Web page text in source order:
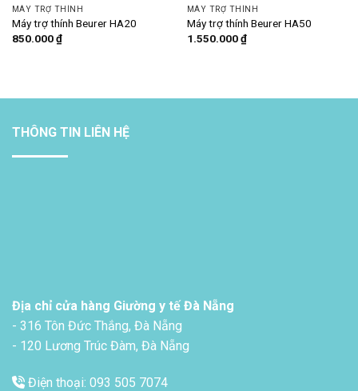
MÁY TRỢ THÍNH
Máy trợ thính Beurer HA20
850.000₫
MÁY TRỢ THÍNH
Máy trợ thính Beurer HA50
1.550.000₫
THÔNG TIN LIÊN HỆ
Địa chỉ cửa hàng Giường y tế Đà Nẵng
- 316 Tôn Đức Thắng, Đà Nẵng
- 120 Lương Trúc Đàm, Đà Nẵng
Điện thoại: 093 505 7074